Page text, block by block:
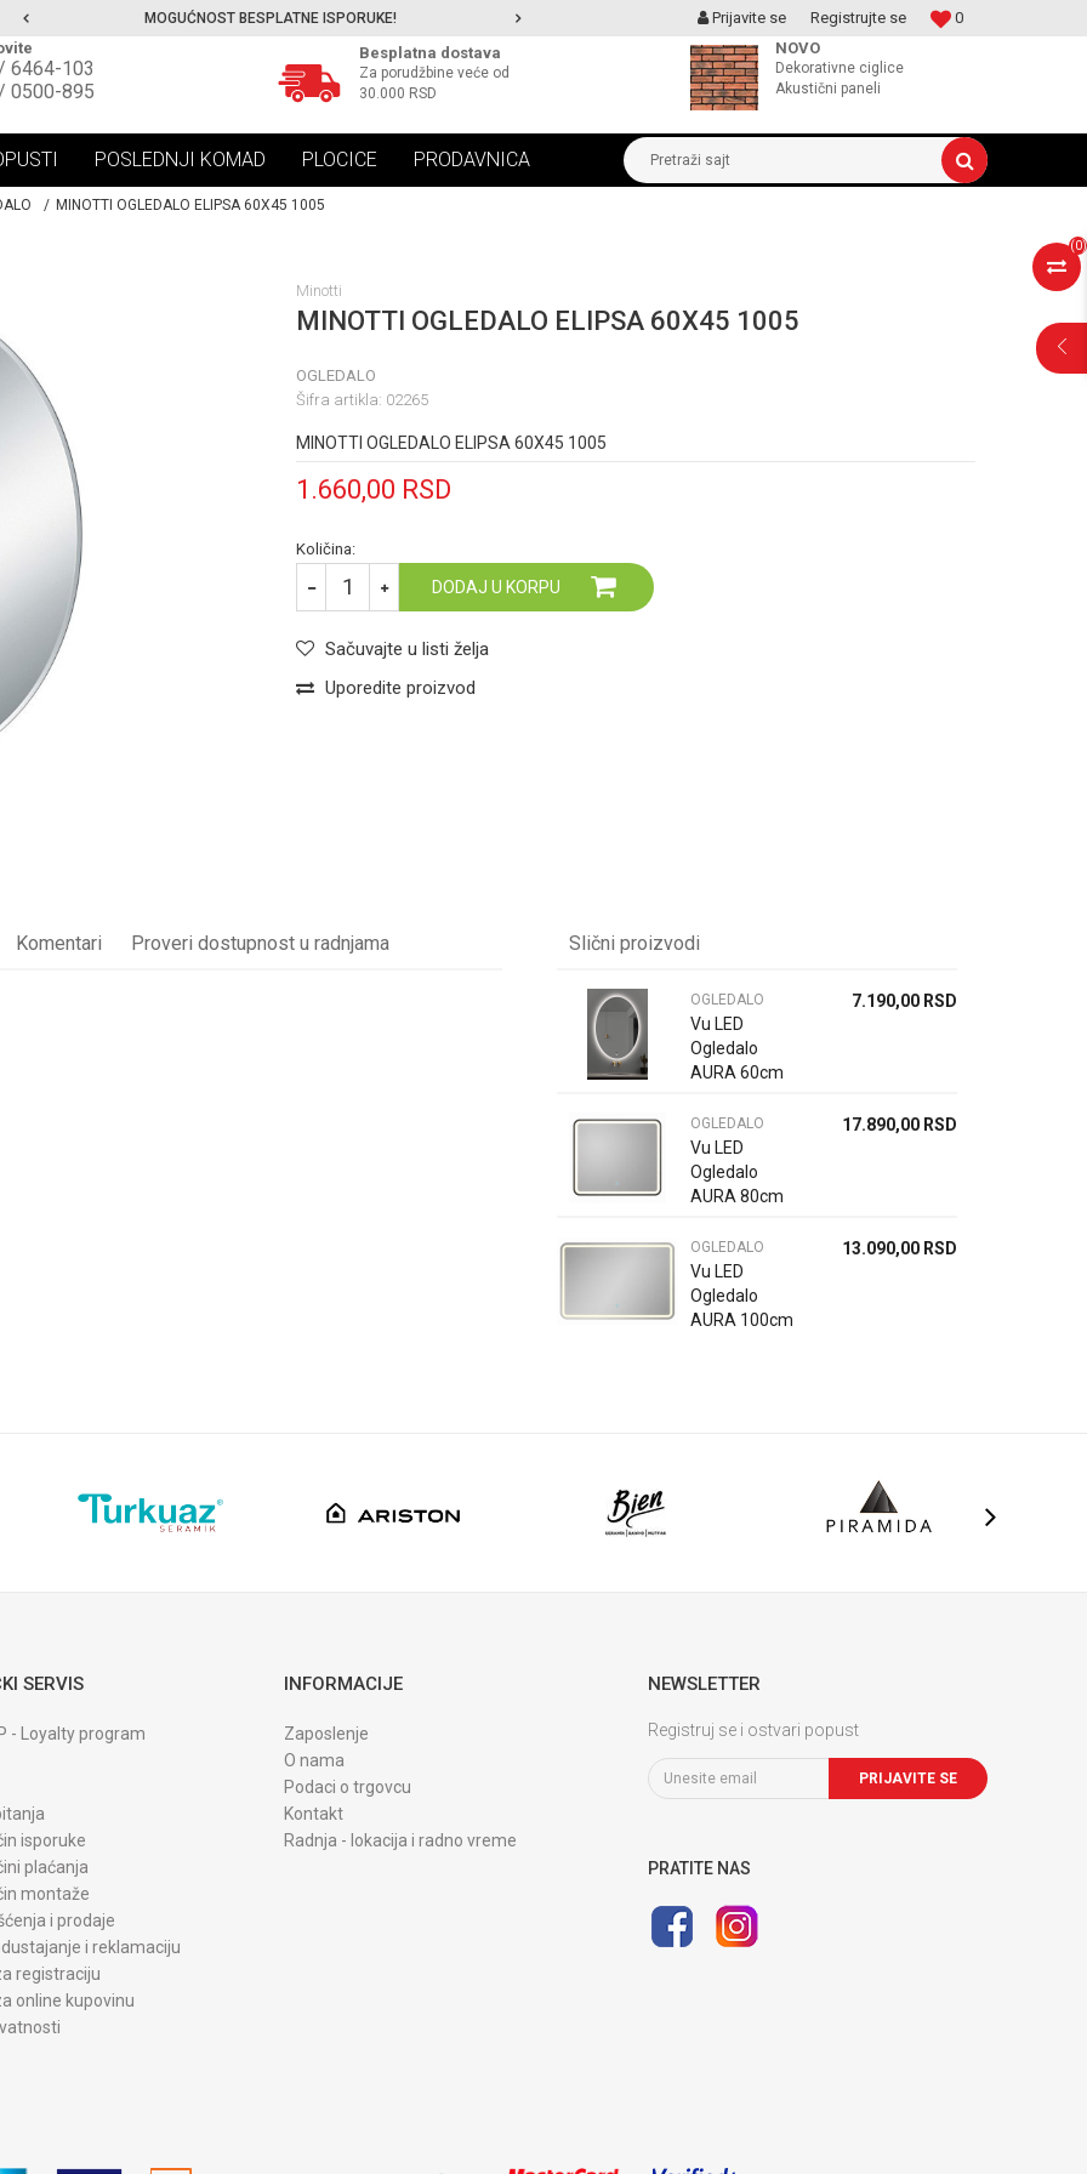
MOGUĆNOST BESPLATNE ISPORUKE! MOGUCNOST MONTAŽE PROIZVODA 0
Prijavite se
Registrujte se
6464-103
0500-895
Besplatna dostava
Za porudžbine veće od
30.000 RSD
NOVO
Dekorativne ciglice
Akustični paneli
POSLEDNJI KOMAD PLOCICE PRODAVNICA Pretraži sajt
(0)
MINOTTI OGLEDALO ELIPSA 60X45 1005
Minotti
MINOTTI OGLEDALO ELIPSA 60X45 1005
OGLEDALO
Šifra artikla: 02265
MINOTTI OGLEDALO ELIPSA 60X45 1005
1.660,00 RSD
Količina:
DODAJ U KORPU
Sačuvajte u listi želja
Uporedite proizvod
Komentari Proveri dostupnost u radnjama Slični proizvodi
OGLEDALO
Vu LED
Ogledalo
AURA 60cm
7.190,00 RSD
OGLEDALO
Vu LED
Ogledalo
AURA 80cm
17.890,00 RSD
OGLEDALO
Vu LED
Ogledalo
AURA 100cm
13.090,00 RSD
SERVIS
- Loyalty program
isporuke
plaćanja
montaže
i prodaje
i reklamaciju
registraciju
online kupovinu
INFORMACIJE
Zaposlenje
O nama
Podaci o trgovcu
Kontakt
Radnja - lokacija i radno vreme
NEWSLETTER
Registruj se i ostvari popust
PRIJAVITE SE
PRATITE NAS